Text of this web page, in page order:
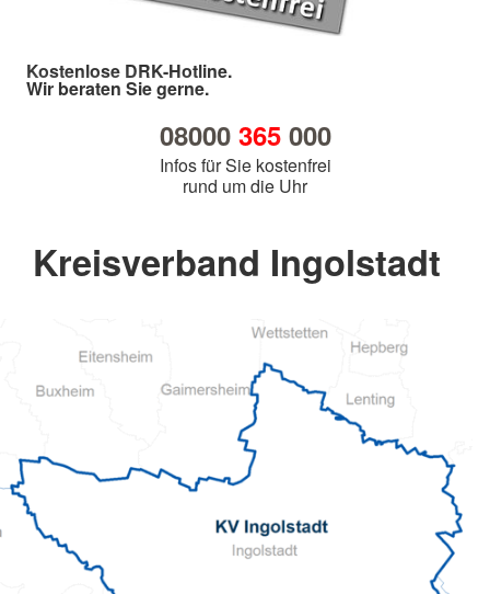
Kostenlose DRK-Hotline.
Wir beraten Sie gerne.
08000 365000
Infos für Sie kostenfrei
rund um die Uhr
Kreisverband Ingolstadt